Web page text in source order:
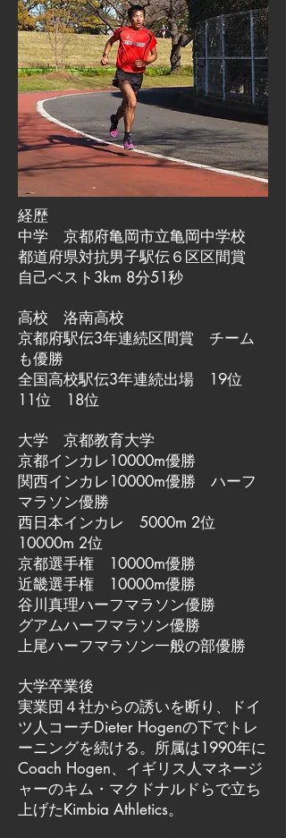
経歴
中学 京都府亀岡市立亀岡中学校
都道府県対抗男子駅伝６区区間賞
自己ベスト3km 8分51秒
高校 洛南高校
京都府駅伝3年連続区間賞 チーム
も優勝
全国高校駅伝3年連続出場 19位
11位 18位
大学 京都教育大学
京都インカレ10000m優勝
関西インカレ10000m優勝 ハーフ
マラソン優勝
西日本インカレ 5000m 2位
10000m 2位
京都選手権 10000m優勝
近畿選手権 10000m優勝
谷川真理ハーフマラソン優勝
グアムハーフマラソン優勝
上尾ハーフマラソン一般の部優勝
大学卒業後
実業団４社からの誘いを断り、ドイ
ツ人コーチDieter Hogenの下でトレ
ーニングを続ける。所属は1990年に
Coach Hogen、イギリス人マネージ
ャーのキム・マクドナルドらで立ち
上げたKimbia Athletics。